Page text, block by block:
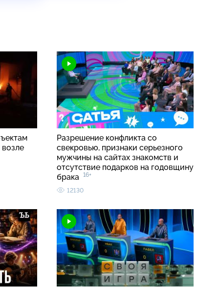
Разрешение конфликта со
свекровью, признаки серьезного
мужчины на сайтах знакомств и
отсутствие подарков на годовщину
брака 16+
12130